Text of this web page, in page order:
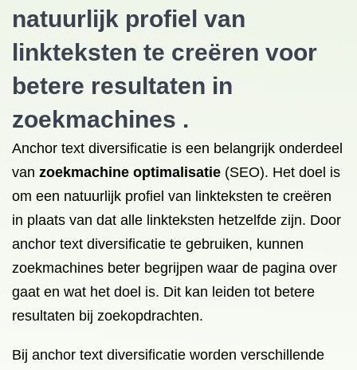
natuurlijk profiel van
linkteksten te creëren voor
betere resultaten in
zoekmachines .
Anchor text diversificatie is een belangrijk onderdeel
van zoekmachine optimalisatie (SEO). Het doel is
om een natuurlijk profiel van linkteksten te creëren
in plaats van dat alle linkteksten hetzelfde zijn. Door
anchor text diversificatie te gebruiken, kunnen
zoekmachines beter begrijpen waar de pagina over
gaat en wat het doel is. Dit kan leiden tot betere
resultaten bij zoekopdrachten.
Bij anchor text diversificatie worden verschillende